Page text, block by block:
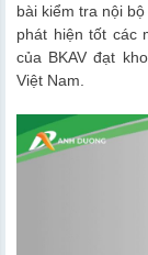
bài kiểm tra nội
phát hiện tốt các
của BKAV đạt
Việt Nam.